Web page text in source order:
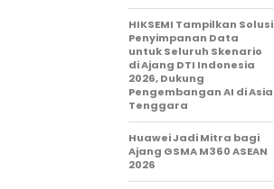
HIKSEMI Tampilkan Solusi
Penyimpanan Data
untuk Seluruh Skenario
di Ajang DTI Indonesia
2026, Dukung
Pengembangan AI di Asia
Tenggara
Huawei Jadi Mitra bagi
Ajang GSMA M360 ASEAN
2026